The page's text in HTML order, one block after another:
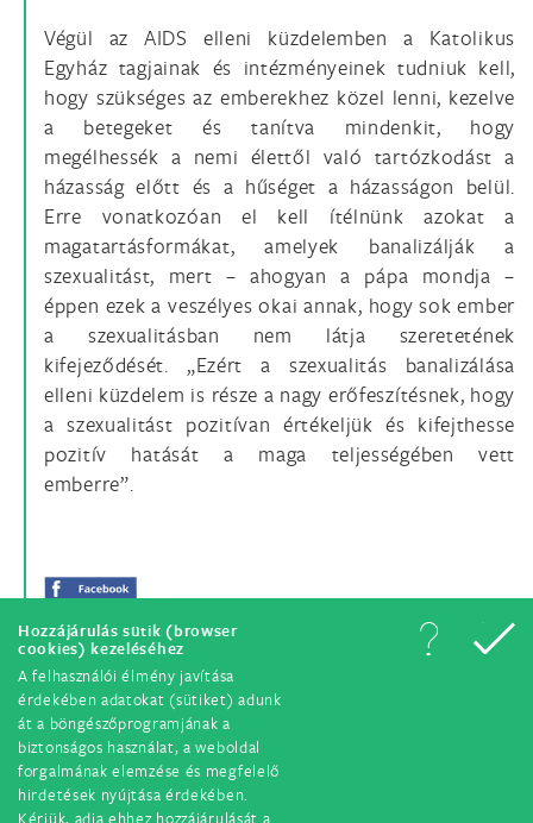
Hozzájárulás sütik (browser
cookies) kezeléséhez
A felhasználói élmény javítása
érdekében adatokat (sütiket) adunk
át a böngészőprogramjának a
biztonságos használat, a weboldal
forgalmának elemzése és megfelelő
hirdetések nyújtása érdekében.
Kérjük, adja ehhez hozzájárulását a
Végül az AIDS elleni küzdelemben a Katolikus
Egyház tagjainak és intézményeinek tudniuk kell,
hogy szükséges az emberekhez közel lenni, kezelve
a betegeket és tanítva mindenkit, hogy
megélhessék a nemi élettől való tartózkodást a
házasság előtt és a hűséget a házasságon belül.
Erre vonatkozóan el kell ítélnünk azokat a
magatartásformákat, amelyek banalizálják a
szexualitást, mert – ahogyan a pápa mondja –
éppen ezek a veszélyes okai annak, hogy sok ember
a szexualitásban nem látja szeretetének
kifejeződését. „Ezért a szexualitás banalizálása
elleni küzdelem is része a nagy erőfeszítésnek, hogy
a szexualitást pozitívan értékeljük és kifejthesse
pozitív hatását a maga teljességében vett
emberre”.
© Minden jog fenntartva. 2018.